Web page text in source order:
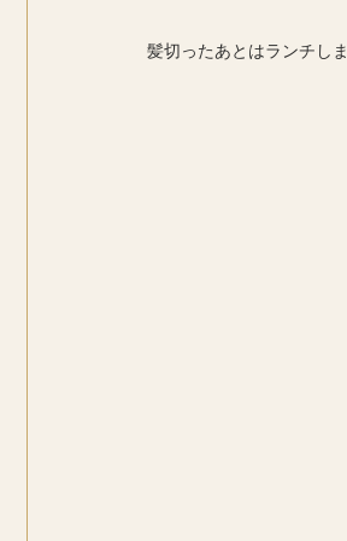
髪切ったあとはランチし